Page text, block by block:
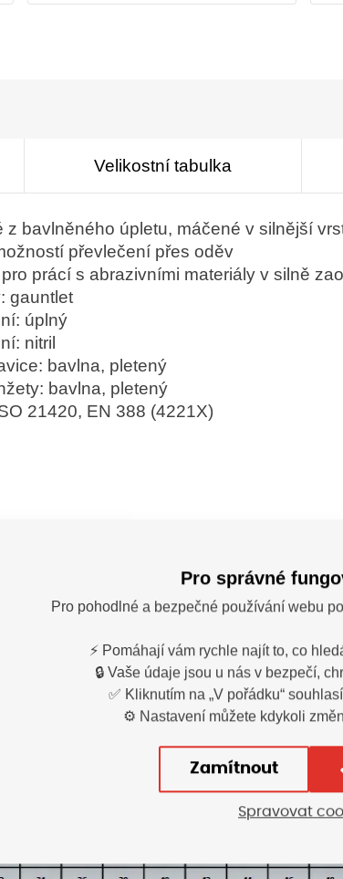
Velikostní tabulka
z bavlněného úpletu, máčené v silnější
převlečení přes oděv
prácí s abrazivními materiály v silně
gauntlet
úplný
nitril
bavlna, pletený
bavlna, pletený
21420, EN 388 (4221X)
tabulka: Cerva
Pro správné
Pro pohodlné a bezpečné používání webu
⚡ Pomáhají vám rychle najít to, co
🔒 Vaše údaje jsou u nás v bezpečí,
✅ Kliknutím na „V pořádku“
⚙️ Nastavení můžete kdykoli
Zamítnout
Spravovat